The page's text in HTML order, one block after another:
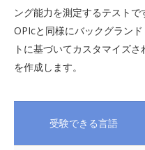
ング能力を測定するテストで
OPIcと同様にバックグラン
トに基づいてカスタマイズ
を作成します。
受験できる言語